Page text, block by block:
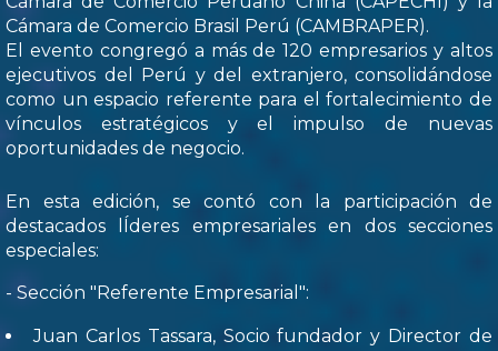
Cámara de Comercio Brasil Perú (CAMBRAPER).
El evento congregó a más de 120 empresarios y altos
ejecutivos del Perú y del extranjero, consolidándose
como un espacio referente para el fortalecimiento de
vínculos estratégicos y el impulso de nuevas
oportunidades de negocio.
En esta edición, se contó con la participación de
destacados lÍderes empresariales en dos secciones
especiales:
- Sección "Referente Empresarial":
Juan Carlos Tassara, Socio fundador y Director de